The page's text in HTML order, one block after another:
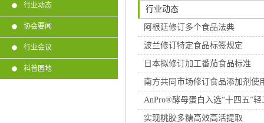
行业动态
协会要闻
行业会议
科普园地
行业动态
阿根廷修订多个食品法典
波兰修订特定食品标签规定
日本拟修订加工番茄食品标准
南方共同市场修订食品添加剂使
AnPro®酵母蛋白入选“十四五”
实现桃胶多糖高效高活提取